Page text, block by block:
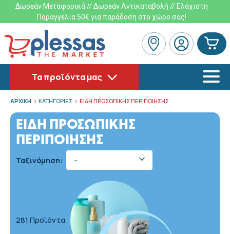
Δωρεάν Μεταφορικά // Δωρεάν Αντικαταβολή // Ελάχιστη
Παραγγελία 50€ για παράδοση στο χώρο σας!
Τα προϊόντα μας
ΑΡΧΙΚΗ ΚΑΤΗΓΟΡΙΕΣ ΕΙΔΗ ΠΡΟΣΩΠΙΚΗΣ ΠΕΡΙΠΟΙΗΣΗΣ
ΕΙΔΗ ΠΡΟΣΩΠΙΚΗΣ
ΠΕΡΙΠΟΙΗΣΗΣ
Ταξινόμηση: --
281 Προϊόντα